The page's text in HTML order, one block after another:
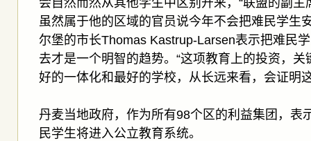
会自然而然从其他学生中区别开来，“联盟的副
虽然属于他的区域的官员说今年不会把难民学生
尔堡的市长Thomas Kastrup-Larsen表示把难民
去才是一个明智的趋势。“这项教育上的投资，
好的一体化和最好的学校，从长远来看，会证明
丹麦当地政府，作为所有98个区的利益集团，表
民学生将进入公立教育系统。